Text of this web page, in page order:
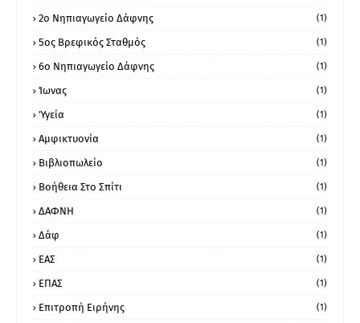
2ο Νηπιαγωγείο Δάφνης (1)
5ος Βρεφικός Σταθμός (1)
6ο Νηπιαγωγείο Δάφνης (1)
Ίωνας (1)
Ύγεία (1)
Αμφικτυονία (1)
Βιβλιοπωλείο (1)
Βοήθεια Στο Σπίτι (1)
ΔΑΦΝΗ (1)
Δάφ (1)
ΕΑΣ (1)
ΕΠΑΣ (1)
Επιτροπή Ειρήνης (1)